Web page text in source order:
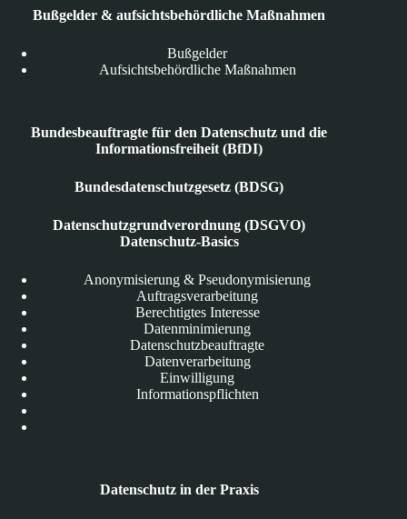
Bußgelder & aufsichtsbehördliche Maßnahmen
Bußgelder
Aufsichtsbehördliche Maßnahmen
Bundesbeauftragte für den Datenschutz und die
Informationsfreiheit (BfDI)
Bundesdatenschutzgesetz (BDSG)
Datenschutzgrundverordnung (DSGVO)
Datenschutz-Basics
Anonymisierung & Pseudonymisierung
Auftragsverarbeitung
Berechtigtes Interesse
Datenminimierung
Datenschutzbeauftragte
Datenverarbeitung
Einwilligung
Informationspflichten
Datenschutz in der Praxis